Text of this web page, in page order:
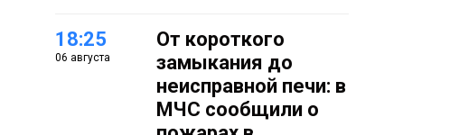
18:25
06 августа
От короткого
замыкания до
неисправной печи: в
МЧС сообщили о